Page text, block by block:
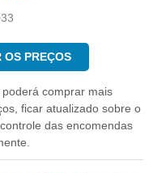
OS PREÇOS
comprar mais
ficar atualizado sobre o
das encomendas